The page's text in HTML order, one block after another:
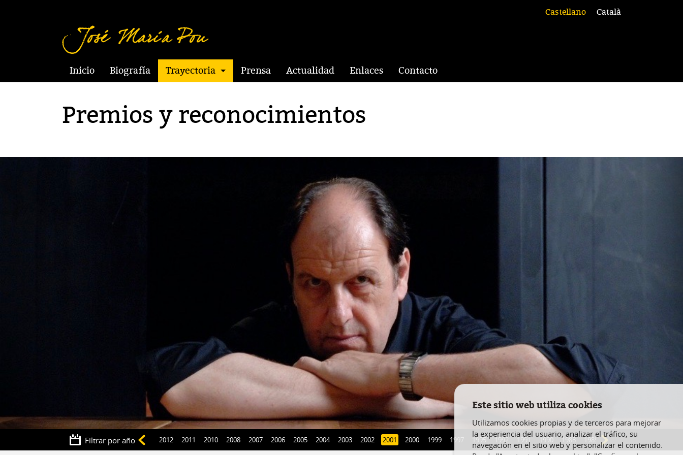
Castellano Català
Inicio Biografía Trayectoria Prensa Actualidad Enlaces Contacto
Premios y reconocimientos
Filtrar por año
2016 2015 2014 2013 2012 2011 2010 2008 2007 2006 2005 2004 2003 2002 2001 2000 1999 1997 1995 1992 1991 1990 1988 1985
Este sitio web utiliza cookies
Utilizamos cookies propias y de terceros para mejorar
la experiencia del usuario, analizar el tráfico, su
navegación en el sitio web y personalizar el contenido.